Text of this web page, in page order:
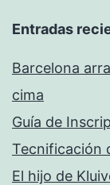
Entradas
Barcelona
cima
Guía de
Tecnificación
El hijo de